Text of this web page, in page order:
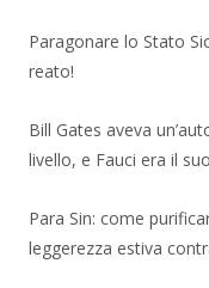
Paragonare lo Stato
reato!
Bill Gates aveva
livello, e Fauci era il
Para Sin: come
leggerezza estiva